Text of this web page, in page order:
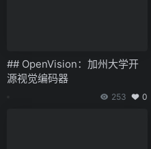
## OpenVision：加州大学开
源视觉编码器
253 0